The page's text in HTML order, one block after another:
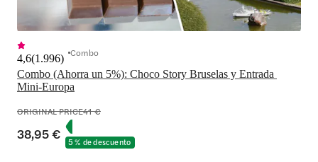
Combo (Ahorra un 5%): Choco Story Bruselas y Entrada
Mini-Europa
4,6(1.996) Combo
ORIGINAL PRICE41 €
38,95 € 5 % de descuento